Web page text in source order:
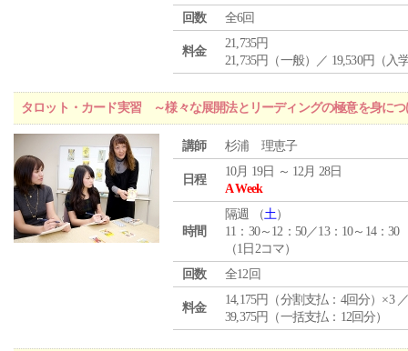
回数
全6回
料金
21,735円
21,735円（一般）／ 19,530円（入
タロット・カード実習 ～様々な展開法とリーディングの極意を身につ
講師 杉浦 理恵子
日程
10月 19日 ～ 12月 28日
A Week
時間
隔週 （土）
11：30～12：50／13：10～14：30
（1日2コマ）
回数
全12回
料金
14,175円（分割支払：4回分）×3
39,375円（一括支払：12回分）